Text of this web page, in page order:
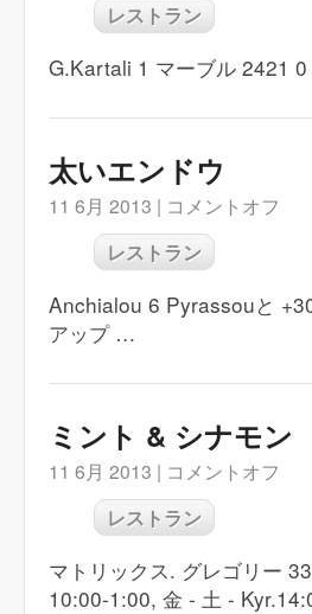
レストラン
G.Kartali 1 マーブル 2421
太いエンドウ
11 6月 2013 | コメントオフ
レストラン
Anchialou 6 Pyrassouと
アップ …
ミント & シナモン
11 6月 2013 | コメントオフ
レストラン
マトリックス. グレゴリー
10:00-1:00, 金 - 土 -